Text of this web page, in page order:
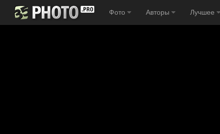
Фото Авторы Лучшее